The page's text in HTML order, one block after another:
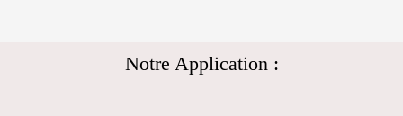
Notre Application :